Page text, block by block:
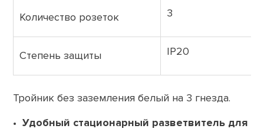
Количество розеток 3
Степень защиты IP20
Тройник без заземления белый на 3 гнезда.
Удобный стационарный разветвитель для